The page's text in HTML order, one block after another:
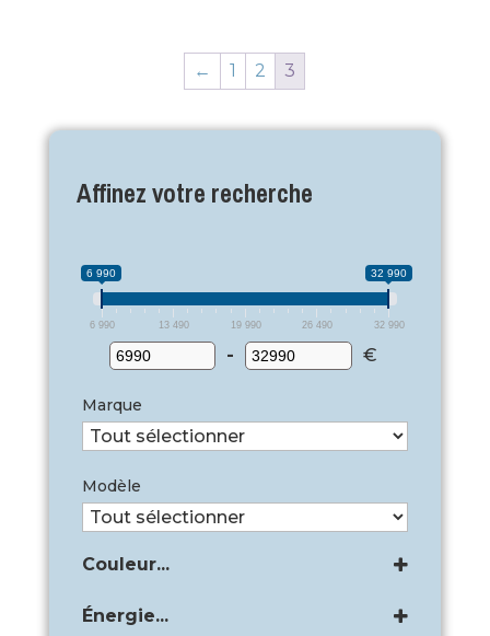
← 1 2 3
Affinez votre recherche
6 990 32 990
6 990 13 490 19 990 26 490 32 990
- €
Marque
Modèle
Couleur...
Blanc banquise
Énergie...